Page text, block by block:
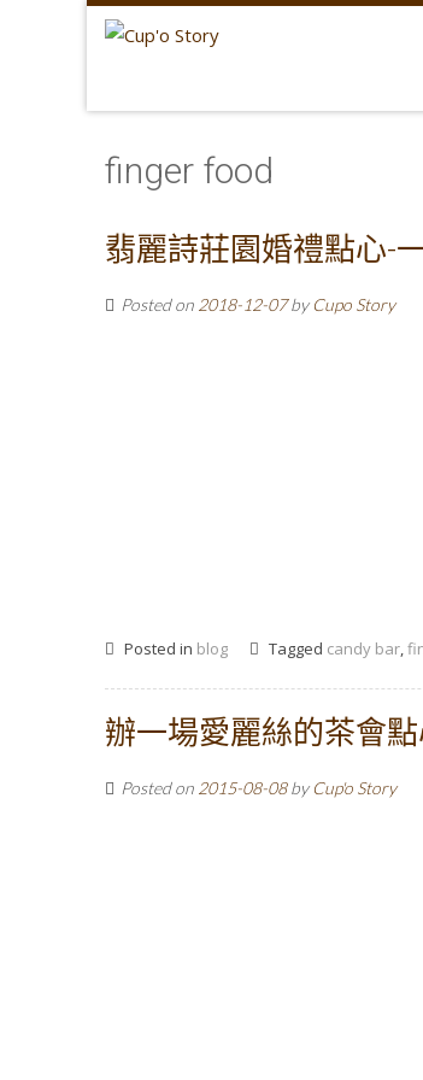
finger food
翡麗詩莊園婚禮點心-
Posted on 2018-12-07by Cupo Story
Posted in blog Tagged candy bar,
辦一場愛麗絲的茶會
Posted on 2015-08-08by Cup'o Story